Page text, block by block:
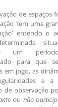
de espaços
tem uma
entendo o
um período
para que
em jogo, as
e a
de observação
ou não